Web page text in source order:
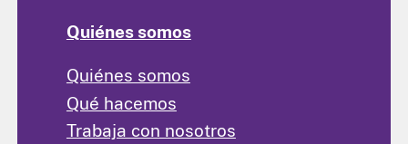
Quiénes somos
Quiénes somos
Qué hacemos
Trabaja con nosotros